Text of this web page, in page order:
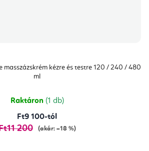
masszázskrém kézre és testre 120 / 240 / 480
ml
Raktáron (1 db)
Ft9 100-tól
200 (akár: –18 %)